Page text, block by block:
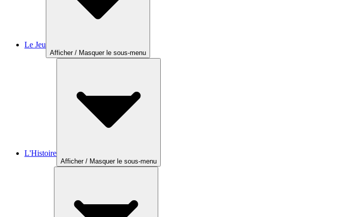
Le Jeu
Afficher / Masquer le sous-menu
L'Histoire
Afficher / Masquer le sous-menu